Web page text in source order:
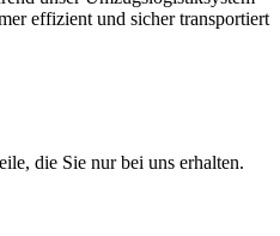
effizient und sicher transportiert
die Sie nur bei uns erhalten.